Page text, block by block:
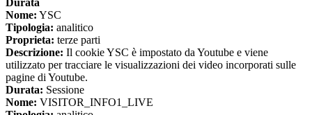
Durata
Nome: YSC
Tipologia: analitico
Proprieta: terze parti
Descrizione: Il cookie YSC è impostato da Youtube e viene
utilizzato per tracciare le visualizzazioni dei video incorporati sulle
pagine di Youtube.
Durata: Sessione
Nome: VISITOR_INFO1_LIVE